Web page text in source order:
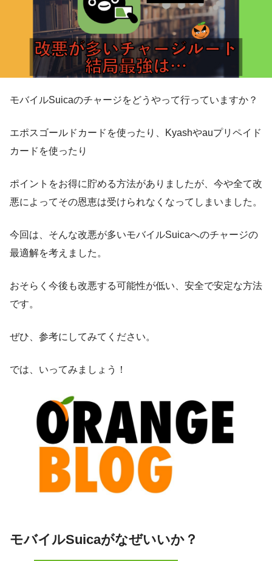
モバイルSuicaのチャージをどうやって行っていますか？
エポスゴールドカードを使ったり、Kyashやauプリペイド
カードを使ったり
ポイントをお得に貯める方法がありましたが、今や全て改
悪によってその恩恵は受けられなくなってしまいました。
今回は、そんな改悪が多いモバイルSuicaへのチャージの
最適解を考えました。
おそらく今後も改悪する可能性が低い、安全で安定な方法
です。
ぜひ、参考にしてみてください。
では、いってみましょう！
モバイルSuicaがなぜいいか？